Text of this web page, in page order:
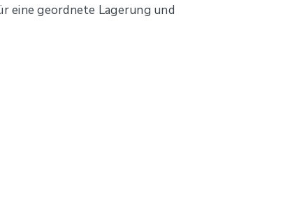
eine geordnete Lagerung und